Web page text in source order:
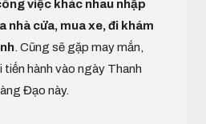
việc khác nhau nhập
nhà cửa, mua xe, đi khám
. Cũng sẽ gặp may mắn,
tiến hành vào ngày Thanh
Đạo này.